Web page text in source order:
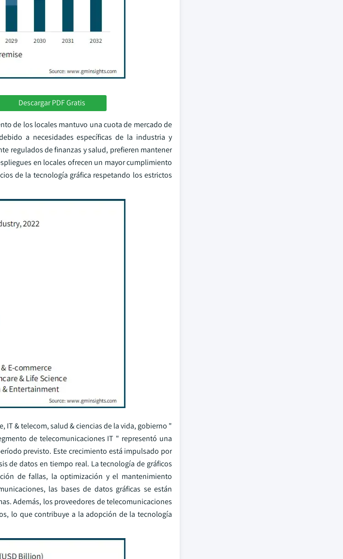
Descargar PDF Gratis
de los locales mantuvo una cuota de mercado de
a necesidades específicas de la industria y
regulados de finanzas y salud, prefieren mantener
en locales ofrecen un mayor cumplimiento
de la tecnología gráfica respetando los estrictos
IT & telecom, salud & ciencias de la vida, gobierno "
de telecomunicaciones IT " representó una
previsto. Este crecimiento está impulsado por
de datos en tiempo real. La tecnología de gráficos
de fallas, la optimización y el mantenimiento
las bases de datos gráficas se están
Además, los proveedores de telecomunicaciones
lo que contribuye a la adopción de la tecnología